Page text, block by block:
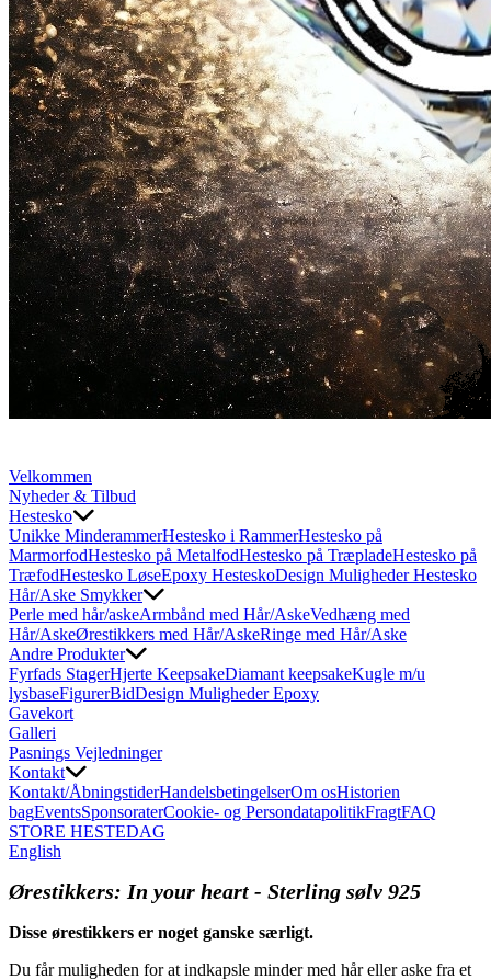
Velkommen
Nyheder & Tilbud
Hestesko
Unikke MinderammerHestesko i RammerHestesko på
MarmorfodHestesko på MetalfodHestesko på TræpladeHestesko på
TræfodHestesko LøseEpoxy HesteskoDesign Muligheder Hestesko
Hår/Aske Smykker
Perle med hår/askeArmbånd med Hår/AskeVedhæng med
Hår/AskeØrestikkers med Hår/AskeRinge med Hår/Aske
Andre Produkter
Fyrfads StagerHjerte KeepsakeDiamant keepsakeKugle m/u
lysbaseFigurerBidDesign Muligheder Epoxy
Gavekort
Galleri
Pasnings Vejledninger
Kontakt
Kontakt/ÅbningstiderHandelsbetingelserOm osHistorien
bagEventsSponsoraterCookie- og PersondatapolitikFragtFAQ
STORE HESTEDAG
English
Ørestikkers: In your heart - Sterling sølv 925
Disse ørestikkers er noget ganske særligt.
Du får muligheden for at indkapsle minder med hår eller aske fra et